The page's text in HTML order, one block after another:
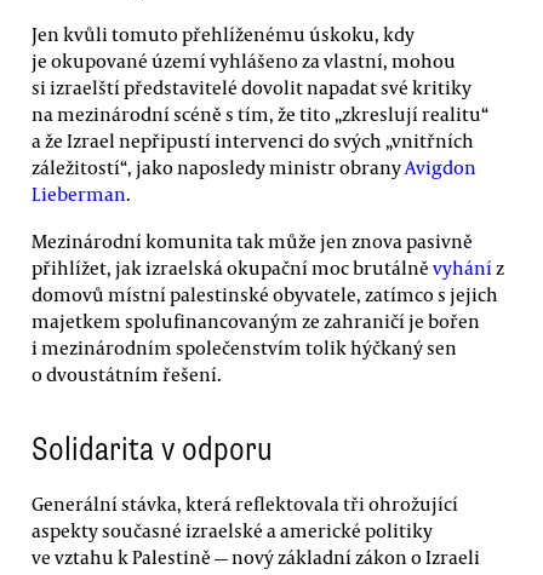
Jen kvůli tomuto přehlíženému úskoku, kdy
je okupované území vyhlášeno za vlastní, mohou
si izraelští představitelé dovolit napadat své kritiky
na mezinárodní scéně s tím, že tito „zkreslují realitu“
a že Izrael nepřipustí intervenci do svých „vnitřních
záležitostí“, jako naposledy ministr obranyAvigdon
Lieberman.
Mezinárodní komunita tak může jen znova pasivně
přihlížet, jak izraelská okupační moc brutálně vyháníz
domovů místní palestinské obyvatele, zatímco s jejich
majetkem spolufinancovaným ze zahraničí je bořen
i mezinárodním společenstvím tolik hýčkaný sen
o dvoustátním řešení.
Solidarita v odporu
Generální stávka, která reflektovala tři ohrožující
aspekty současné izraelské a americké politiky
ve vztahu k Palestině — nový základní zákon o Izraeli